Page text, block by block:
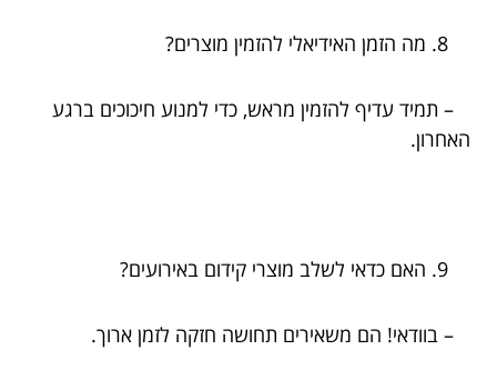
מה הזמן האידיאלי להזמין מוצרים?
– תמיד עדיף להזמין מראש, כדי למנוע חיכוכים ברגע
האחרון.
האם כדאי לשלב מוצרי קידום באירועים?
– בוודאי! הם משאירים תחושה חזקה לזמן ארוך.